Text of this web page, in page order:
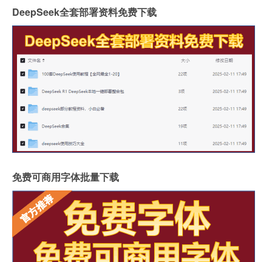
DeepSeek全套部署资料免费下载
免费可商用字体批量下载